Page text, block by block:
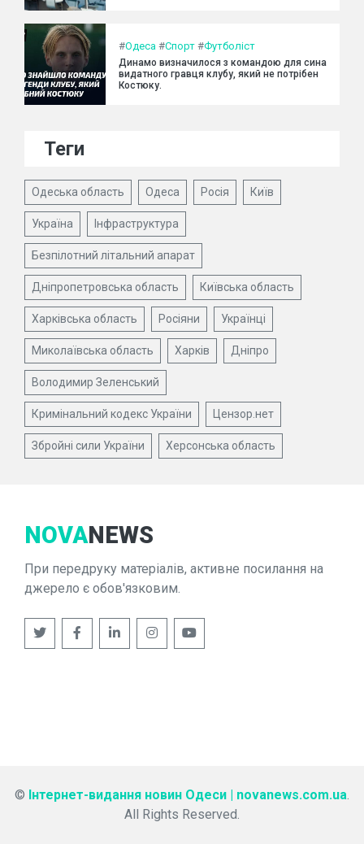
#Одеса #Спорт #Футболіст
Динамо визначилося з командою для сина
видатного гравця клубу, який не потрібен
Костюку.
Теги
Одеська область Одеса Росія Київ
Україна Інфраструктура
Безпілотний літальний апарат
Дніпропетровська область Київська область
Харківська область Росіяни Українці
Миколаївська область Харків Дніпро
Володимир Зеленський
Кримінальний кодекс України Цензор.нет
Збройні сили України Херсонська область
NOVANEWS
При передруку матеріалів, активне посилання на
джерело є обов'язковим.
© Інтернет-видання новин Одеси | novanews.com.ua.
All Rights Reserved.